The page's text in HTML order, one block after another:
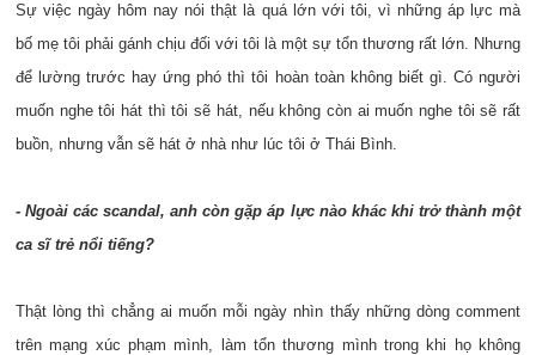
Sự việc ngày hôm nay nói thật là quá lớn với tôi, vì những áp lực mà
bố mẹ tôi phải gánh chịu đối với tôi là một sự tổn thương rất lớn. Nhưng
để lường trước hay ứng phó thì tôi hoàn toàn không biết gì. Có người
muốn nghe tôi hát thì tôi sẽ hát, nếu không còn ai muốn nghe tôi sẽ rất
buồn, nhưng vẫn sẽ hát ở nhà như lúc tôi ở Thái Bình.
- Ngoài các scandal, anh còn gặp áp lực nào khác khi trở thành một
ca sĩ trẻ nổi tiếng?
Thật lòng thì chẳng ai muốn mỗi ngày nhìn thấy những dòng comment
trên mạng xúc phạm mình, làm tổn thương mình trong khi họ không